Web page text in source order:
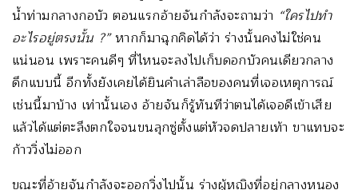
น้ำท่ามกลางกอบัว ตอนแรกอ้ายจันกำลังจะถามว่า “ใครไปทำ
อะไรอยู่ตรงนั้น ?”หากก็มาฉุกคิดได้ว่า ร่างนั้นคงไม่ใช่คน
แน่นอน เพราะคนดีๆ ที่ไหนจะลงไปเก็บดอกบัวคนเดียวกลาง
ดึกแบบนี้ อีกทั้งยังเคยได้ยินคำเล่าลือของคนที่เจอเหตุการณ์
เช่นนี้มาบ้าง เท่านั้นเอง อ้ายจันก็รู้ทันทีว่าตนได้เจอดีเข้าเสีย
แล้วได้แต่ตะลึงตกใจจนขนลุกซู่ตั้งแต่หัวจดปลายเท้า ขาแทบจะ
ก้าววิ่งไม่ออก
ขณะที่อ้ายจันกำลังจะออกวิ่งไปนั้น ร่างผู้หญิงที่อยู่กลางหนอง